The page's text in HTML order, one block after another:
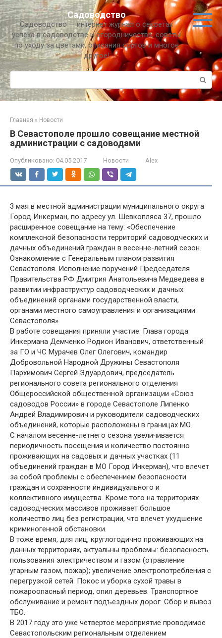
Перейти
к
контенту
Садоводство
Садоводство — интернет журнал о секретах
успеха в садоводстве и огородничестве, советы
по уходу за цветами, описания сортов и многое
другое!
Поиск:
Главная » Новости
В Севастополе прошло совещание местной
администрации с садоводами
Опубликовано: 04.05.2017 Новости Alex
3 мая в местной администрации муниципального округа
Город Инкерман, по адресу ул. Шевкопляса 37, прошло
расширенное совещание на тему: «Обеспечение
комплексной безопасности территорий садоводческих и
дачных объединений граждан в весенне-летний сезон.
Ознакомление с Генеральным планом развития
Севастополя. Исполнение поручений Председателя
Правительства РФ Дмитрия Анатольевича Медведева в
развитии инфраструктур садоводческих и дачных
объединений органами государственной власти,
органами местного самоуправления и организациями
Севастополя».
В работе совещания приняли участие: Глава города
Инкермана Демченко Родион Иванович, ответственный
за ГО и ЧС Мурачев Олег Олегович, командир
Добровольной Народной Дружины Севастополя
Пархимович Сергей Эдуардович, председатель
регионального совета регионального отделения
Общероссийской общественной организации «Союз
садоводов России» в городе Севастополе Липенко
Андрей Владимирович и руководители садоводческих
объединений, которые расположены в границах МО.
С началом весенне-летнего сезона увеличивается
периодичность посещения и количество постоянно
проживающих на садовых и дачных участках (11
объединений граждан в МО Город Инкерман), что влечет
за собой проблемы с обеспечением безопасности
граждан и сохранности индивидуального и
коллективного имущества. Кроме того на территориях
садоводческих массивов проживает большое
количество лиц без регистрации, что влечет ухудшение
криминогенной обстановки.
В тоже время, для лиц, круглогодично проживающих на
данных территориях, актуальны проблемы: безопасность
пользования электричеством и газом (отравление
угарным газом, пожар); увеличение электропотребления с
перегрузкой сетей. Покос и уборка сухой травы в
пожароопасный период, опил деревьев. Транспортное
обслуживание и ремонт подъездных дорог. Сбор и вывоз
ТБО.
В 2017 году это уже четвертое мероприятие проводимое
Севастопольским региональным отделением